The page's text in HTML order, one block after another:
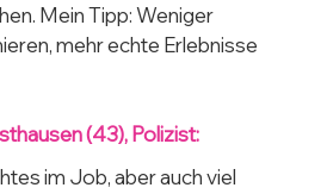
Mein Tipp: Weniger
mehr echte Erlebnisse
(43), Polizist:
im Job, aber auch viel